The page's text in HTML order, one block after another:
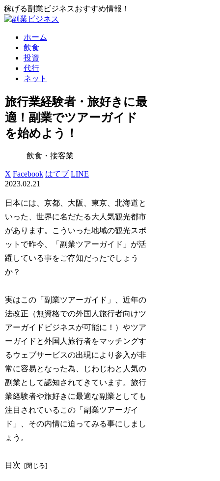
稼げる副業ビジネスおすすめ情報！
ホーム
飲食
投資
代行
ネット
旅行業経験者・旅好きに最
適！副業でツアーガイド
を始めよう！
飲食・接客業
X Facebook はてブ LINE
2023.02.21
日本には、京都、大阪、東京、北海道と
いった、世界に名だたる大人気観光都市
があります。こういった地域の観光スポ
ットで昨今、「副業ツアーガイド」が活
躍している事をご存知だったでしょう
か？
実はこの「副業ツアーガイド」、近年の
法改正（無資格での外国人旅行者向けツ
アーガイドビジネスが可能に！）やツア
ーガイドと外国人旅行者をマッチングす
るウェブサービスの出現により参入が非
常に容易となった為、じわじわと人気の
副業として認知されてきています。旅行
業経験者や旅好きに最適な副業としても
注目されているこの「副業ツアーガイ
ド」、その内情に迫ってみる事にしまし
ょう。
目次